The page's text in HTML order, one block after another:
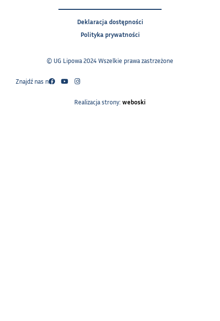
Deklaracja dostępności
Polityka prywatności
© UG Lipowa 2024 Wszelkie prawa zastrzeżone
Znajdź nas na:
Realizacja strony: weboski